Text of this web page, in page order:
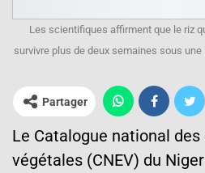
Les scientifiques affirment que le riz
survivre plus de deux semaines sous
Partager
Le Catalogue national
végétales (CNEV) du